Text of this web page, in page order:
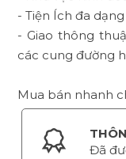
- Tiện Ích đa
- Giao thông
các cung đường
Mua bán nhanh
Đã